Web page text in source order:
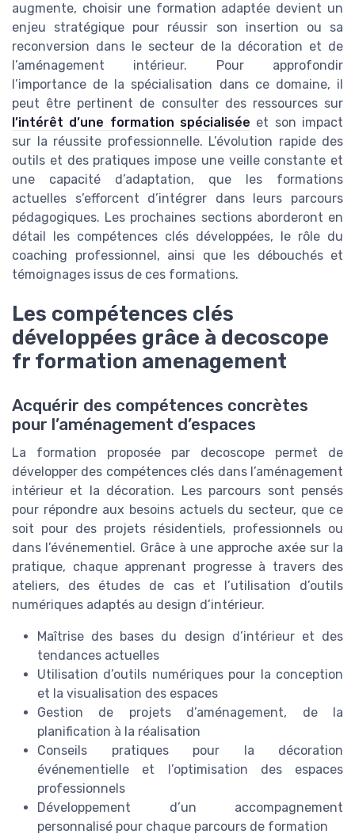
augmente, choisir une formation adaptée devient un
enjeu stratégique pour réussir son insertion ou sa
reconversion dans le secteur de la décoration et de
l’aménagement intérieur. Pour approfondir
l’importance de la spécialisation dans ce domaine, il
peut être pertinent de consulter des ressources sur
l’intérêt d’une formation spécialisée et son impact
sur la réussite professionnelle. L’évolution rapide des
outils et des pratiques impose une veille constante et
une capacité d’adaptation, que les formations
actuelles s’efforcent d’intégrer dans leurs parcours
pédagogiques. Les prochaines sections aborderont en
détail les compétences clés développées, le rôle du
coaching professionnel, ainsi que les débouchés et
témoignages issus de ces formations.
Les compétences clés
développées grâce à decoscope
fr formation amenagement
Acquérir des compétences concrètes
pour l’aménagement d’espaces
La formation proposée par decoscope permet de
développer des compétences clés dans l’aménagement
intérieur et la décoration. Les parcours sont pensés
pour répondre aux besoins actuels du secteur, que ce
soit pour des projets résidentiels, professionnels ou
dans l’événementiel. Grâce à une approche axée sur la
pratique, chaque apprenant progresse à travers des
ateliers, des études de cas et l’utilisation d’outils
numériques adaptés au design d’intérieur.
Maîtrise des bases du design d’intérieur et des
tendances actuelles
Utilisation d’outils numériques pour la conception
et la visualisation des espaces
Gestion de projets d’aménagement, de la
planification à la réalisation
Conseils pratiques pour la décoration
événementielle et l’optimisation des espaces
professionnels
Développement d’un accompagnement
personnalisé pour chaque parcours de formation